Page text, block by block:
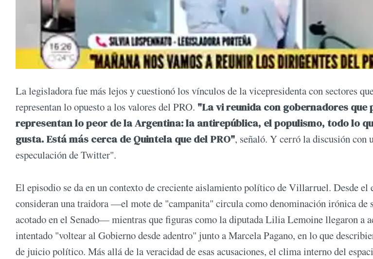
La legisladora fue más lejos y cuestionó los vínculos de la vicepresidenta con sectores
representan lo opuesto a los valores del PRO. "La vi reunida con gobernadores que
representan lo peor de la Argentina: la antirepública, el populismo, todo lo
gusta. Está más cerca de Quintela que del PRO", señaló. Y cerró la discusión con
especulación de Twitter".
El episodio se da en un contexto de creciente aislamiento político de Villarruel. Desde el
consideran una traidora —el mote de "campanita" circula como denominación irónica de
acotado en el Senado— mientras que figuras como la diputada Lilia Lemoine llegaron a
intentado "voltear al Gobierno desde adentro" junto a Marcela Pagano, en lo que
de juicio político. Más allá de la veracidad de esas acusaciones, el clima interno del